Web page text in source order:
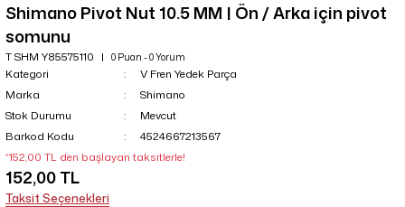
Shimano Pivot Nut 10.5 MM | Ön / Arka için pivot
somunu
T SHM Y85575110 0 Puan - 0 Yorum
Kategori
V Fren Yedek Parça
Marka
Shimano
Stok Durumu
Mevcut
Barkod Kodu
4524667213567
*152,00 TL den başlayan taksitlerle!
152,00 TL
Taksit Seçenekleri